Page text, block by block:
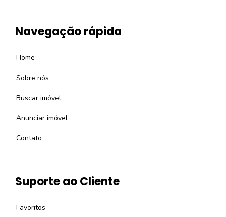
Navegação rápida
Home
Sobre nós
Buscar imóvel
Anunciar imóvel
Contato
Suporte ao Cliente
Favoritos